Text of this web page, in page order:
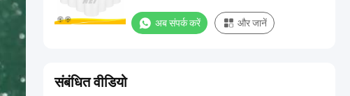
अब संपर्क करें और जानें
संबंधित वीडियो